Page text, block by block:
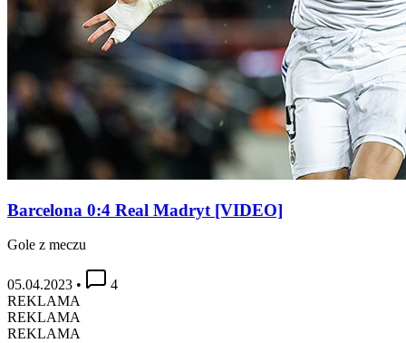
Barcelona 0:4 Real Madryt [VIDEO]
Gole z meczu
05.04.2023 •
4
REKLAMA
REKLAMA
REKLAMA